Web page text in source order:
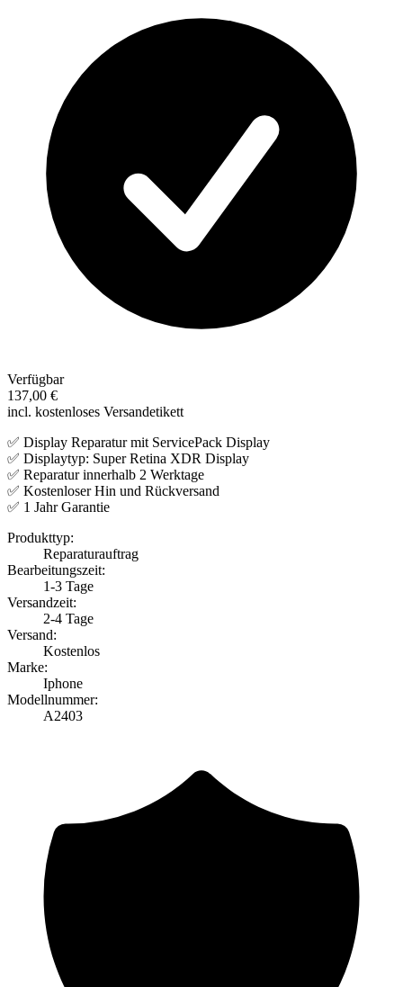
Verfügbar
137,00 €
incl. kostenloses Versandetikett
✅ Display Reparatur mit ServicePack Display
✅ Displaytyp: Super Retina XDR Display
✅ Reparatur innerhalb 2 Werktage
✅ Kostenloser Hin und Rückversand
✅ 1 Jahr Garantie
Produkttyp:
Reparaturauftrag
Bearbeitungszeit:
1-3 Tage
Versandzeit:
2-4 Tage
Versand:
Kostenlos
Marke:
Iphone
Modellnummer:
A2403